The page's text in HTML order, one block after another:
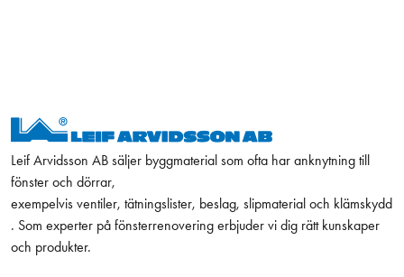
Leif Arvidsson AB säljer byggmaterial som ofta har anknytning till
fönster och dörrar,
exempelvis ventiler, tätningslister, beslag, slipmaterial och klämskydd
. Som experter på fönsterrenovering erbjuder vi dig rätt kunskaper
och produkter.